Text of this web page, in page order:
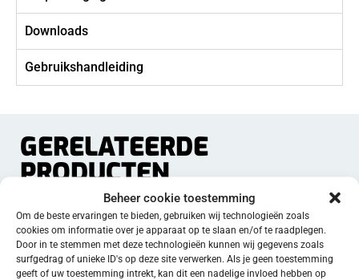
Beheer cookie toestemming
Om de beste ervaringen te bieden, gebruiken wij technologieën zoals
cookies om informatie over je apparaat op te slaan en/of te raadplegen.
Door in te stemmen met deze technologieën kunnen wij gegevens zoals
surfgedrag of unieke ID's op deze site verwerken. Als je geen toestemming
geeft of uw toestemming intrekt, kan dit een nadelige invloed hebben op
Downloads
Gebruikshandleiding
GERELATEERDE
PRODUCTEN